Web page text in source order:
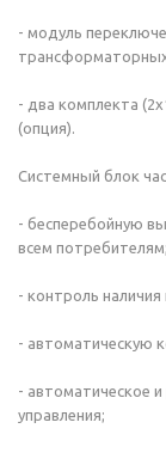
- модуль
- два комплекта
(опция).
Системный блок
- бесперебойную
всем потребителям;
- контроль наличия
- автоматическую
- автоматическое
управления;